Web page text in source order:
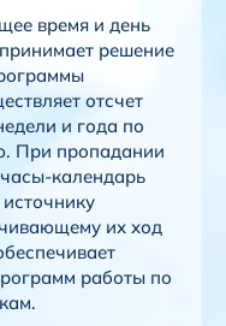
время и день
решение
отсчет
и года по
При пропадании
календарь
их ход
работы по